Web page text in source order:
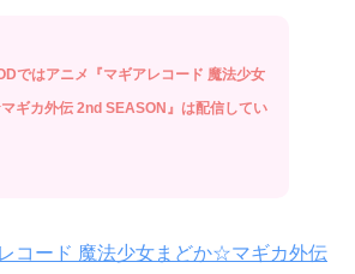
ではアニメ『マギアレコード 魔法少女
ギカ外伝 2nd SEASON』は配信してい
コード 魔法少女まどか☆マギカ外伝